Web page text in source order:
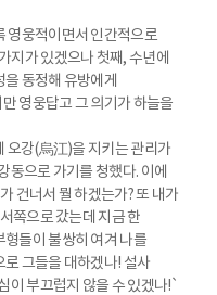
영웅적이면서 인간적으로
지가 있겠으나 첫째, 수년에
동정해 유방에게
영웅답고 그 의기가 하늘을
오강(烏江)을 지키는 관리가
동으로 가기를 청했다. 이에
건너서 뭘 하겠는가? 또 내가
쪽으로 갔는데 지금 한
들이 불쌍히 여겨 나를
그들을 대하겠나! 설사
이 부끄럽지 않을 수 있겠나!`